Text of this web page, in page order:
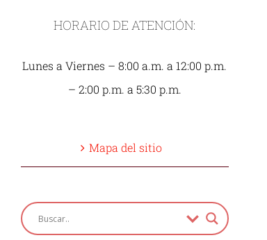
HORARIO DE ATENCIÓN:
Lunes a Viernes – 8:00 a.m. a 12:00 p.m.
– 2:00 p.m. a 5:30 p.m.
Mapa del sitio